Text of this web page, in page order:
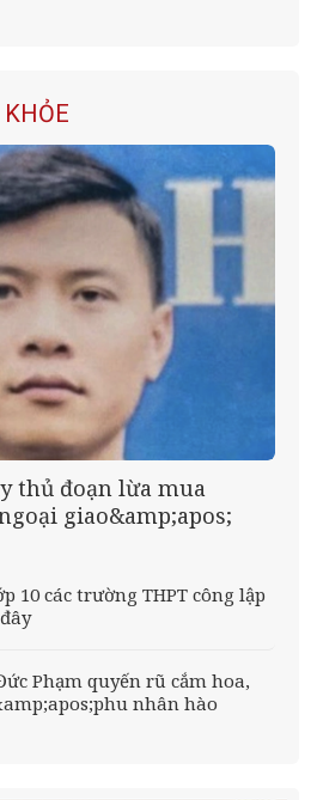
thủ đoạn lừa mua
giao&amp;apos;
10 các trường THPT công lập
Phạm quyến rũ cắm hoa,
nhân hào